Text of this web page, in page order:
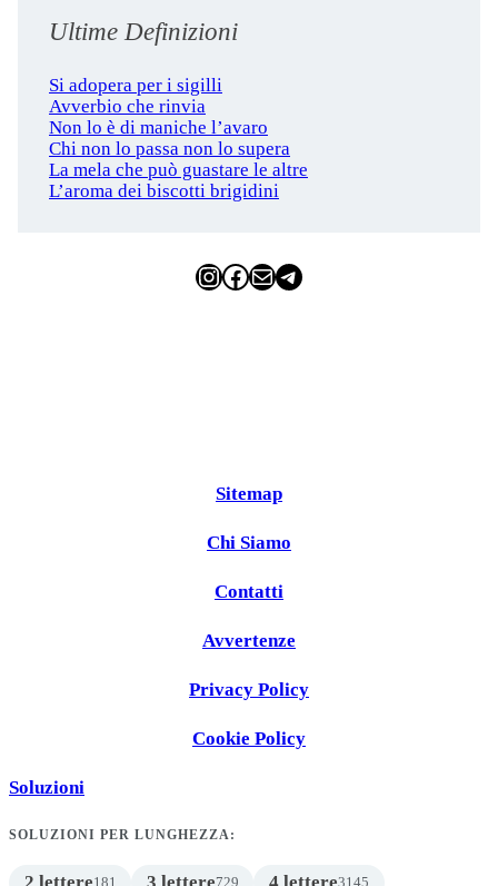
Ultime Definizioni
Si adopera per i sigilli
Avverbio che rinvia
Non lo è di maniche l’avaro
Chi non lo passa non lo supera
La mela che può guastare le altre
L’aroma dei biscotti brigidini
InstagramFacebook Email Telegram
Sitemap
Chi Siamo
Contatti
Avvertenze
Privacy Policy
Cookie Policy
Soluzioni
SOLUZIONI PER LUNGHEZZA:
181 729 3145